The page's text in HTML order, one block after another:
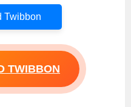
Twibbon
TWIBBON